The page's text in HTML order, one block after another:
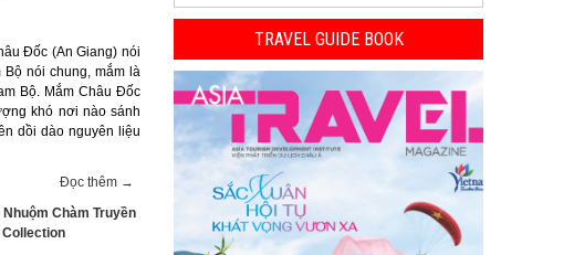
Đốc (An Giang) nói
nói chung, mắm là
Bộ. Mắm Châu Đốc
khó nơi nào sánh
dồi dào nguyên liệu
Đọc thêm →
Chàm Truyền
Collection
TRAVEL GUIDE BOOK
Previous